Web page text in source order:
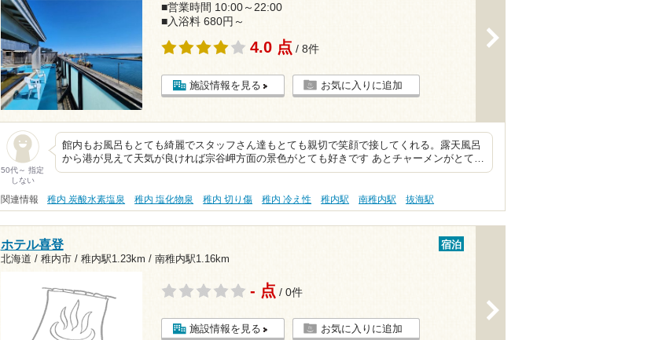
■営業時間 10:00～22:00
■入浴料 680円～
4.0 点 / 8件
施設情報を見る お気に入りに追加
50代～ 指定
しない
館内もお風呂もとても綺麗でスタッフさん達もとても親切で笑顔で接してくれる。露天風呂
から港が見えて天気が良ければ宗谷岬方面の景色がとても好きです あとチャーメンがとて…
関連情報 稚内 炭酸水素塩泉 稚内 塩化物泉 稚内 切り傷 稚内 冷え性 稚内駅 南稚内駅 抜海駅
ホテル喜登
北海道 / 稚内市 / 稚内駅1.23km / 南稚内駅1.16km
宿泊
- 点 / 0件
施設情報を見る お気に入りに追加